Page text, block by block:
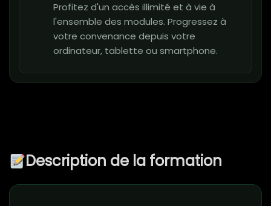
Profitez d'un accès illimité et à vie à
l'ensemble des modules. Progressez à
votre convenance depuis votre
ordinateur, tablette ou smartphone.
Description de la formation